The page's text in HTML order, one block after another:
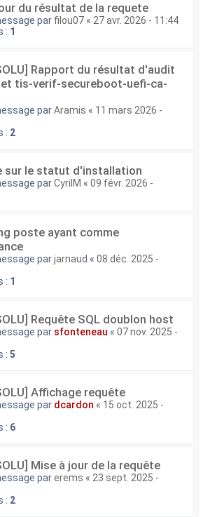
du résultat de la requete
par filou07 « 27 avr. 2026 - 11:44
: 1
Rapport du résultat d'audit
tis-verif-secureboot-uefi-ca-
parAramis « 11 mars 2026 -
: 2
sur le statut d'installation
parCyrilM « 09 févr. 2026 -
poste ayant comme
parjarnaud « 08 déc. 2025 -
: 1
Requête SQL doublon host
par sfonteneau « 07 nov. 2025 -
: 5
Affichage requête
par dcardon « 15 oct. 2025 -
: 6
Mise à jour de la requête
parerems « 23 sept. 2025 -
: 2